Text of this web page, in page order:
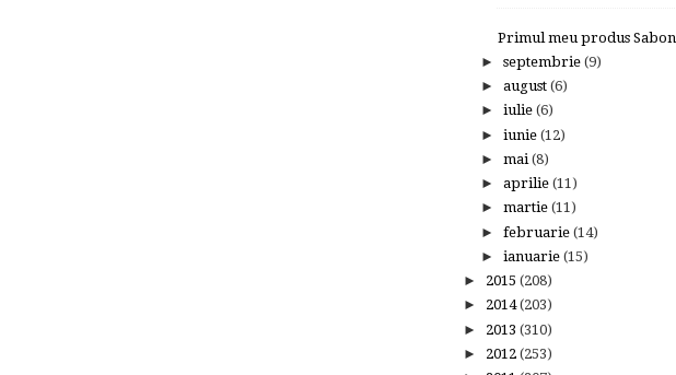
Primul meu produs Sabon
► septembrie (9)
► august (6)
► iulie (6)
► iunie (12)
► mai (8)
► aprilie (11)
► martie (11)
► februarie (14)
► ianuarie (15)
► 2015 (208)
► 2014(203)
► 2013 (310)
► 2012 (253)